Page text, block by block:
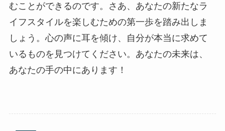
むことができるのです。さあ、あなたの新たなラ
イフスタイルを楽しむための第一歩を踏み出しま
しょう。心の声に耳を傾け、自分が本当に求めて
いるものを見つけてください。あなたの未来は、
あなたの手の中にあります！